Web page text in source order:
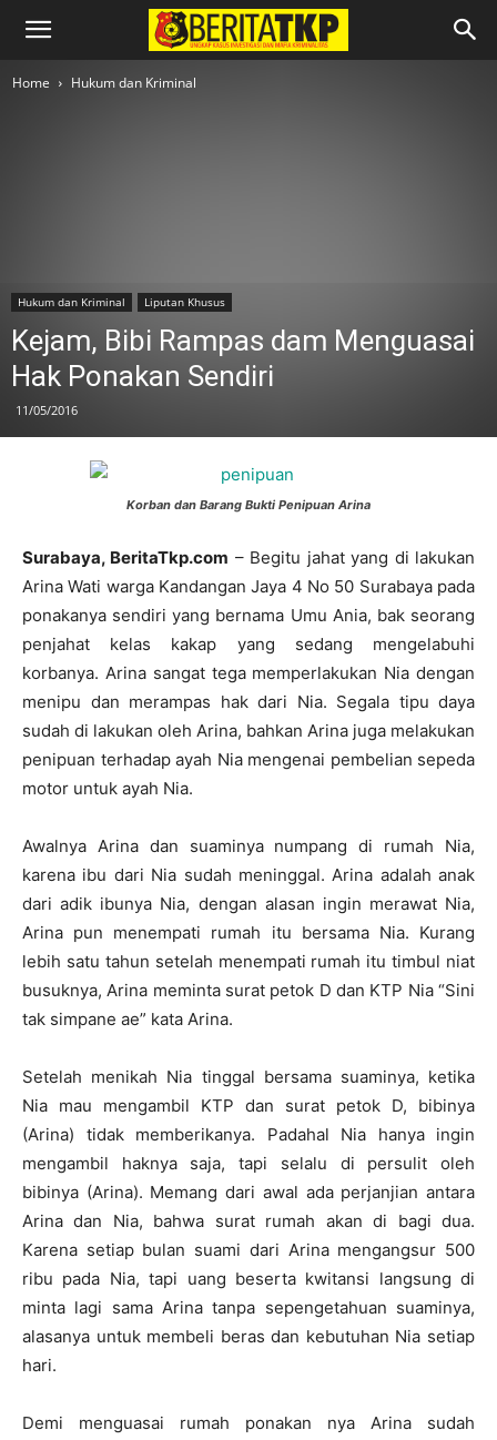
Home Hukum dan Kriminal
Hukum dan Kriminal Liputan Khusus
Kejam, Bibi Rampas dam Menguasai
Hak Ponakan Sendiri
11/05/2016
Korban dan Barang Bukti Penipuan Arina
Surabaya, BeritaTkp.com – Begitu jahat yang di lakukan
Arina Wati warga Kandangan Jaya 4 No 50 Surabaya pada
ponakanya sendiri yang bernama Umu Ania, bak seorang
penjahat kelas kakap yang sedang mengelabuhi
korbanya. Arina sangat tega memperlakukan Nia dengan
menipu dan merampas hak dari Nia. Segala tipu daya
sudah di lakukan oleh Arina, bahkan Arina juga melakukan
penipuan terhadap ayah Nia mengenai pembelian sepeda
motor untuk ayah Nia.
Awalnya Arina dan suaminya numpang di rumah Nia,
karena ibu dari Nia sudah meninggal. Arina adalah anak
dari adik ibunya Nia, dengan alasan ingin merawat Nia,
Arina pun menempati rumah itu bersama Nia. Kurang
lebih satu tahun setelah menempati rumah itu timbul niat
busuknya, Arina meminta surat petok D dan KTP Nia “Sini
tak simpane ae” kata Arina.
Setelah menikah Nia tinggal bersama suaminya, ketika
Nia mau mengambil KTP dan surat petok D, bibinya
(Arina) tidak memberikanya. Padahal Nia hanya ingin
mengambil haknya saja, tapi selalu di persulit oleh
bibinya (Arina). Memang dari awal ada perjanjian antara
Arina dan Nia, bahwa surat rumah akan di bagi dua.
Karena setiap bulan suami dari Arina mengangsur 500
ribu pada Nia, tapi uang beserta kwitansi langsung di
minta lagi sama Arina tanpa sepengetahuan suaminya,
alasanya untuk membeli beras dan kebutuhan Nia setiap
hari.
Demi menguasai rumah ponakan nya Arina sudah